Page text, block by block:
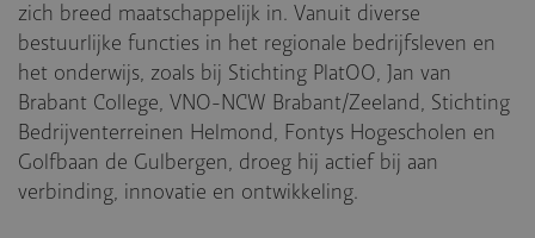
zich breed maatschappelijk in. Vanuit diverse
bestuurlijke functies in het regionale bedrijfsleven en
het onderwijs, zoals bij Stichting PlatOO, Jan van
Brabant College, VNO-NCW Brabant/Zeeland, Stichting
Bedrijventerreinen Helmond, Fontys Hogescholen en
Golfbaan de Gulbergen, droeg hij actief bij aan
verbinding, innovatie en ontwikkeling.